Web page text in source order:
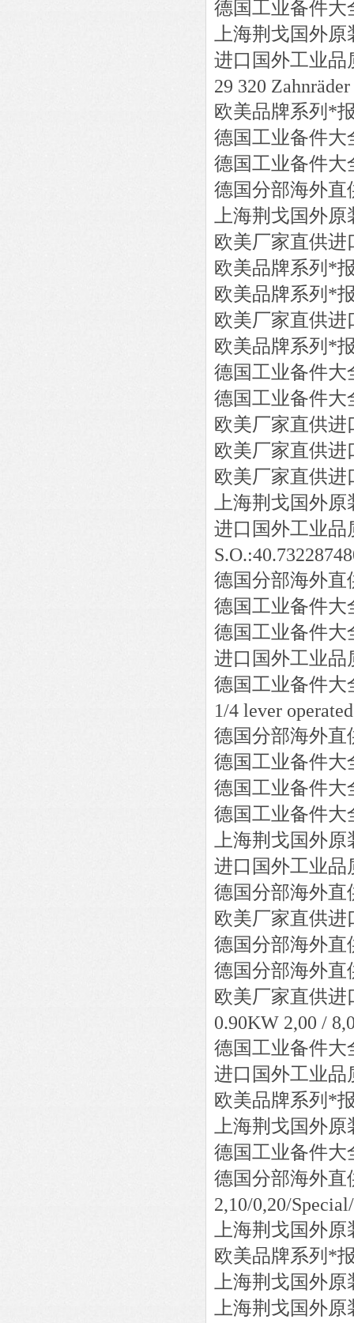
德国工业备件大
上海荆戈国外
进口国外工业品
29 320 Zahnräder
欧美品牌系列*
德国工业备件大
德国工业备件大
德国分部海外直
上海荆戈国外
欧美厂家直供进
欧美品牌系列*
欧美品牌系列*
欧美厂家直供进
欧美品牌系列*
德国工业备件大
德国工业备件大
欧美厂家直供进
欧美厂家直供进
欧美厂家直供进
上海荆戈国外
进口国外工业品
德国分部海外直
德国工业备件大
德国工业备件大
进口国外工业品
德国工业备件大
1/4 lever
德国分部海外直
德国工业备件大
德国工业备件大
德国工业备件大
上海荆戈国外
进口国外工业品
德国分部海外直
欧美厂家直供进
德国分部海外直
德国分部海外直
欧美厂家直供进
0.90KW 2,00 /
德国工业备件大
进口国外工业品
欧美品牌系列*
上海荆戈国外
德国工业备件大
德国分部海外直
2,10/0,20/
上海荆戈国外
欧美品牌系列*
上海荆戈国外
上海荆戈国外